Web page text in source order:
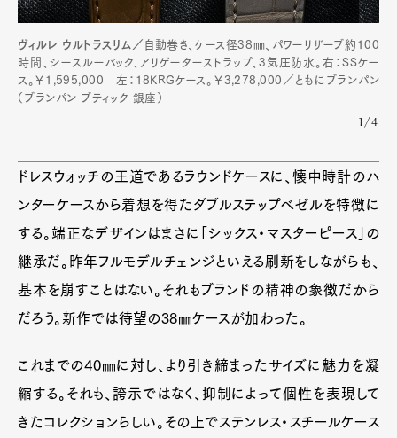
ヴィルレ ウルトラスリム／ 自動巻き、ケース径38㎜、パワーリザーブ約100
時間、シースルーバック、アリゲーターストラップ、3気圧防水。右：SSケー
ス。￥1,595,000 左：18KRGケース。￥3,278,000／ともにブランパン
（ブランパン ブティック 銀座）
1/4
ドレスウォッチの王道であるラウンドケースに、懐中時計のハ
ンターケースから着想を得たダブルステップベゼルを特徴に
する。端正なデザインはまさに「シックス・マスターピース」の
継承だ。昨年フルモデルチェンジといえる刷新をしながらも、
基本を崩すことはない。それもブランドの精神の象徴だから
だろう。新作では待望の38㎜ケースが加わった。
これまでの40㎜に対し、より引き締まったサイズに魅力を凝
縮する。それも、誇示ではなく、抑制によって個性を表現して
きたコレクションらしい。その上でステンレス・スチールケース